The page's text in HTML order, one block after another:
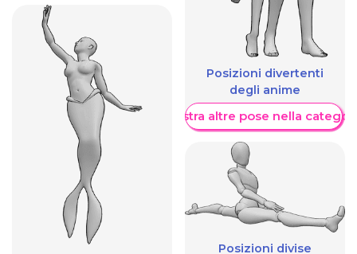
Posizioni divertenti
degli anime
Mostra altre pose nella
Posizioni divise